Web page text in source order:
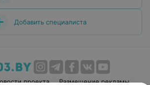
Добавить специалиста
проекта Размещение рекламы